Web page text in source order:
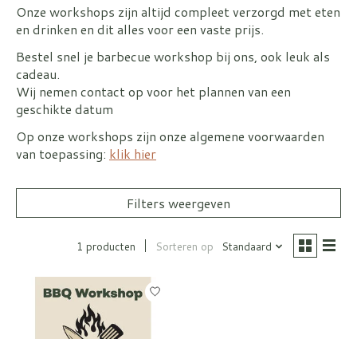
Onze workshops zijn altijd compleet verzorgd met eten
en drinken en dit alles voor een vaste prijs.
Bestel snel je barbecue workshop bij ons, ook leuk als
cadeau.
Wij nemen contact op voor het plannen van een
geschikte datum
Op onze workshops zijn onze algemene voorwaarden
van toepassing: klik hier
Filters weergeven
1 producten Sorteren op Standaard